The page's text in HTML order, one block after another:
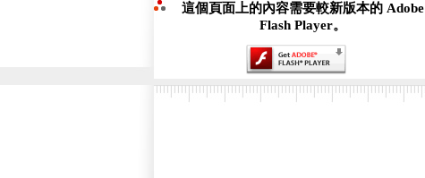
這個頁面上的內容需要較新版本的 Adobe
Flash Player。